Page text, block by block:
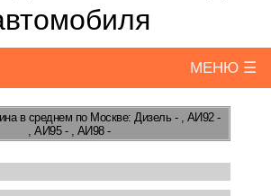
МЕНЮ ☰
в среднем по Москве: Дизель - , АИ92 -
, АИ95 - , АИ98 -